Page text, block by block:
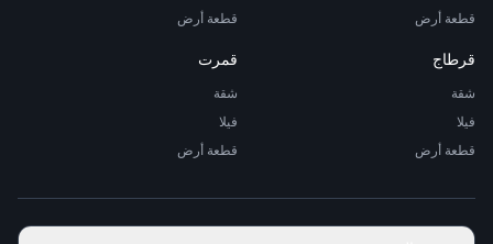
قطعة أرض
قطعة أرض
قرطاج
شقة
فيلا
قطعة أرض
قمرت
شقة
فيلا
قطعة أرض